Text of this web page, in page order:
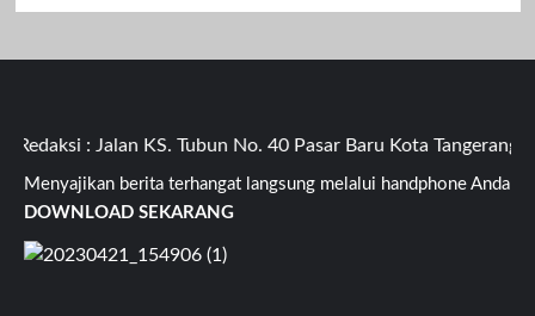
: Jalan KS. Tubun No. 40 Pasar Baru Kota Tangerang
Menyajikan berita terhangat langsung melalui handphone Anda
DOWNLOAD SEKARANG